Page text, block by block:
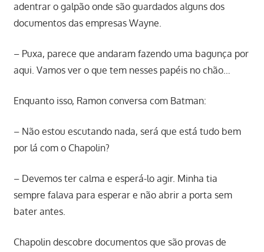
adentrar o galpão onde são guardados alguns dos
documentos das empresas Wayne.
– Puxa, parece que andaram fazendo uma bagunça por
aqui. Vamos ver o que tem nesses papéis no chão…
Enquanto isso, Ramon conversa com Batman:
– Não estou escutando nada, será que está tudo bem
por lá com o Chapolin?
– Devemos ter calma e esperá-lo agir. Minha tia
sempre falava para esperar e não abrir a porta sem
bater antes.
Chapolin descobre documentos que são provas de